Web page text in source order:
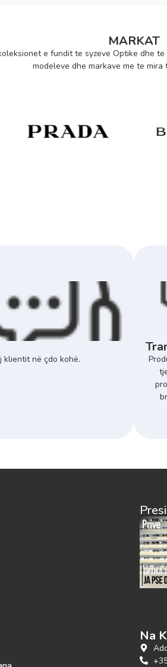
MARKAT
e fundit te syzeve Optike dhe
modeleve dhe markave me te mira
klientit në çdo kohë.
Na